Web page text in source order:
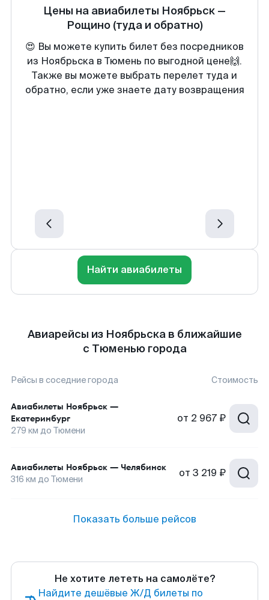
Цены на авиабилеты Ноябрьск —
Рощино (туда и обратно)
😍 Вы можете купить билет без посредников
из Ноябрьска в Тюмень по выгодной цене🙌.
Также вы можете выбрать перелет туда и
обратно, если уже знаете дату возвращения
Найти авиабилеты
Авиарейсы из Ноябрьска в ближайшие
с Тюменью города
Рейсы в соседние города Стоимость
Авиабилеты Ноябрьск —
Екатеринбург
279 км до Тюмени
от 2 967 ₽
Авиабилеты Ноябрьск — Челябинск
316 км до Тюмени от 3 219 ₽
Показать больше рейсов
Не хотите лететь на самолёте?
Найдите дешёвые Ж/Д билеты по